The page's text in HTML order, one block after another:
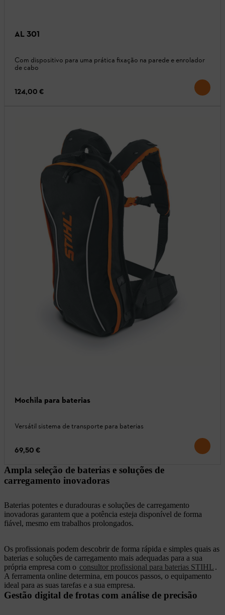
AL 301
Com dispositivo para uma prática fixação na parede e enrolador
de cabo
124,00 €
Mochila para baterias
Versátil sistema de transporte para baterias
69,50 €
Ampla seleção de baterias e soluções de
carregamento inovadoras
Baterias potentes e duradouras e soluções de carregamento
inovadoras garantem que a potência esteja disponível de forma
fiável, mesmo em trabalhos prolongados.
Os profissionais podem descobrir de forma rápida e simples quais as
baterias e soluções de carregamento mais adequadas para a sua
própria empresa com o consultor profissional para baterias STIHL .
A ferramenta online determina, em poucos passos, o equipamento
ideal para as suas tarefas e a sua empresa.
Gestão digital de frotas com análise de precisão